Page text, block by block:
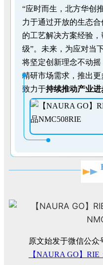
“应时而生，北方华创
力于通过开放的生态
的工艺解决方案经验
级”。未来，为应对当
将坚定创新理念不动摇
精研市场需求，推出更
致力于持续推动产业进
原文始发于微信公众
【NAURA GO】